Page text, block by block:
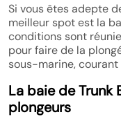
Si vous êtes adepte
meilleur spot est la
conditions sont
pour faire de la
sous-marine,
La baie de Trunk
plongeurs